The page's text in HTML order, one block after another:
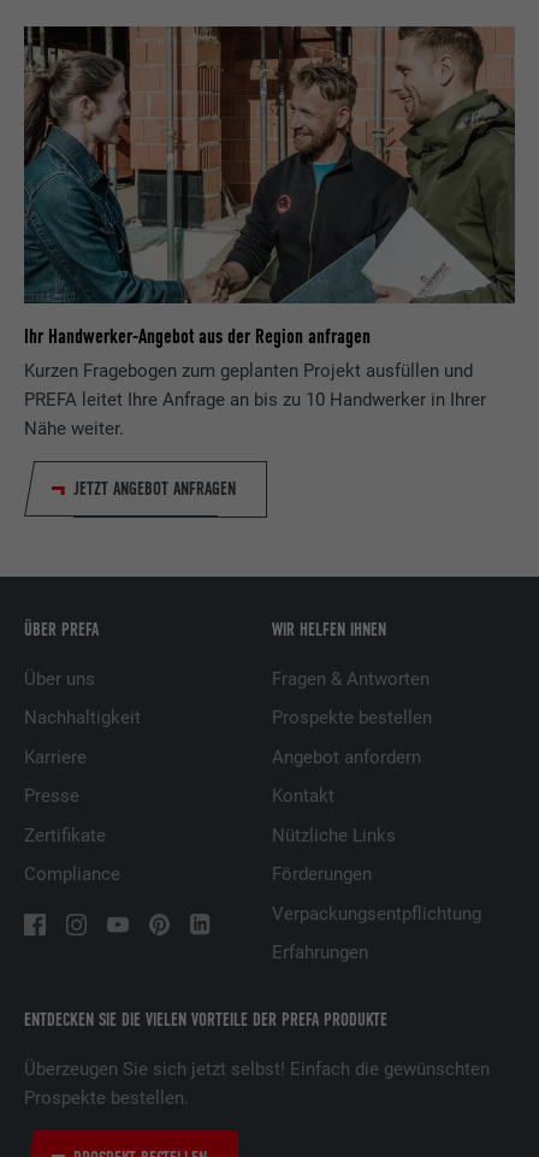
Ihr Handwerker-Angebot aus der Region anfragen
Kurzen Fragebogen zum geplanten Projekt ausfüllen und
PREFA leitet Ihre Anfrage an bis zu 10 Handwerker in Ihrer
Nähe weiter.
JETZT ANGEBOT ANFRAGEN
ENTDECKEN SIE DIE VIELEN VORTEILE DER PREFA PRODUKTE
Überzeugen Sie sich jetzt selbst! Einfach die gewünschten
Prospekte bestellen.
ÜBER PREFA
Über uns
Nachhaltigkeit
Karriere
Presse
Zertifikate
Compliance
WIR HELFEN IHNEN
Fragen & Antworten
Prospekte bestellen
Angebot anfordern
Kontakt
Nützliche Links
Förderungen
Verpackungsentpflichtung
Erfahrungen